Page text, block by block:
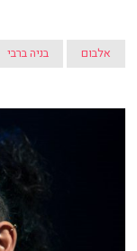
אלבום בניה ברבי